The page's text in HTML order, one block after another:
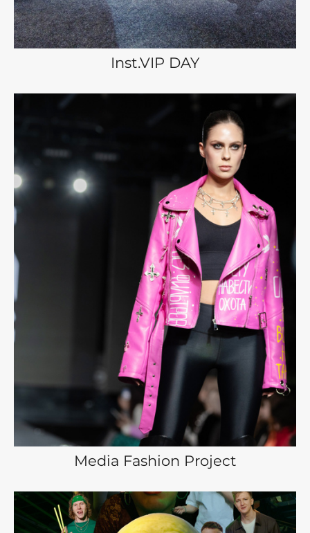
Inst.VIP DAY
Media Fashion Project